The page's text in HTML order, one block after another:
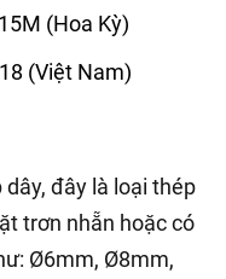
(Hoa Kỳ)
(Việt Nam)
đây là loại thép
trơn nhẵn hoặc có
Ø6mm, Ø8mm,